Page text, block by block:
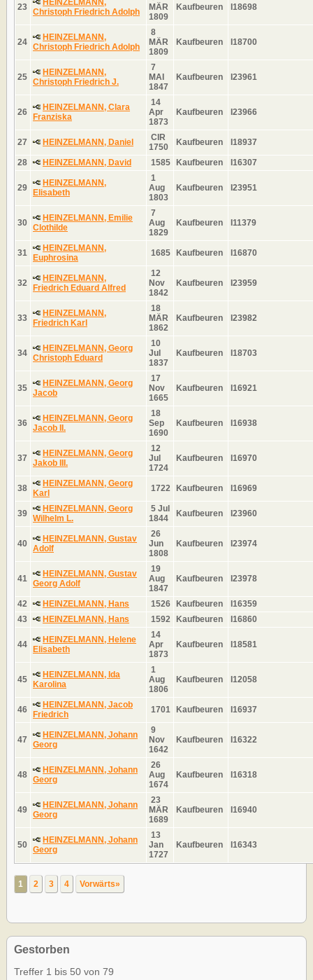
23
HEINZELMANN,
Christoph Friedrich Adolph
MÄR
1809
Kaufbeuren I18698
24
HEINZELMANN,
Christoph Friedrich Adolph
8
MÄR
1809
Kaufbeuren I18700
25
HEINZELMANN,
Christoph Friedrich J.
7
MAI
1847
Kaufbeuren I23961
26
HEINZELMANN, Clara
Franziska
14
Apr
1873
Kaufbeuren I23966
27 HEINZELMANN, Daniel
CIR
1750
Kaufbeuren I18937
28 HEINZELMANN, David 1585 Kaufbeuren I16307
29
HEINZELMANN,
Elisabeth
1
Aug
1803
Kaufbeuren I23951
30
HEINZELMANN, Emilie
Clothilde
7
Aug
1829
Kaufbeuren I11379
31
HEINZELMANN,
Euphrosina
1685 Kaufbeuren I16870
32
HEINZELMANN,
Friedrich Eduard Alfred
12
Nov
1842
Kaufbeuren I23959
33
HEINZELMANN,
Friedrich Karl
18
MÄR
1862
Kaufbeuren I23982
34
HEINZELMANN, Georg
Christoph Eduard
10
Jul
1837
Kaufbeuren I18703
35
HEINZELMANN, Georg
Jacob
17
Nov
1665
Kaufbeuren I16921
36
HEINZELMANN, Georg
Jacob II.
18
Sep
1690
Kaufbeuren I16938
37
HEINZELMANN, Georg
Jakob III.
12
Jul
1724
Kaufbeuren I16970
38
HEINZELMANN, Georg
Karl
1722 Kaufbeuren I16969
39
HEINZELMANN, Georg
Wilhelm L.
5 Jul
1844
Kaufbeuren I23960
40
HEINZELMANN, Gustav
Adolf
26
Jun
1808
Kaufbeuren I23974
41
HEINZELMANN, Gustav
Georg Adolf
19
Aug
1847
Kaufbeuren I23978
42 HEINZELMANN, Hans 1526 Kaufbeuren
I16359
43
HEINZELMANN, Hans 1592 Kaufbeuren I16860
44
HEINZELMANN, Helene
Elisabeth
14
Apr
1873
Kaufbeuren I18581
45
HEINZELMANN, Ida
Karolina
1
Aug
1806
Kaufbeuren I12058
46
HEINZELMANN, Jacob
Friedrich
1701 Kaufbeuren I16937
47
HEINZELMANN, Johann
Georg
9
Nov
1642
Kaufbeuren I16322
48
HEINZELMANN, Johann
Georg
26
Aug
1674
Kaufbeuren I16318
49
HEINZELMANN, Johann
Georg
23
MÄR
1689
Kaufbeuren I16940
50
HEINZELMANN, Johann
Georg
13
Jan
1727
Kaufbeuren I16343
1 2 3 4 Vorwärts»
Gestorben
Treffer 1 bis 50 von 79